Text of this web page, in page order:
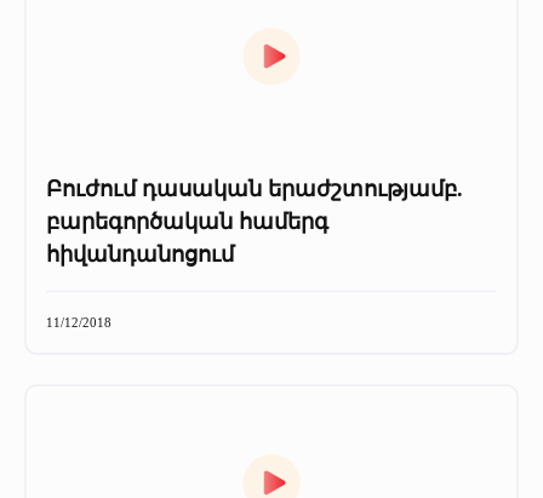
Բուժում դասական երաժշտությամբ.
բարեգործական համերգ
հիվանդանոցում
11/12/2018